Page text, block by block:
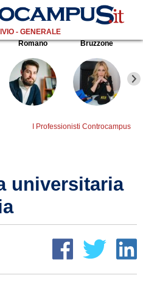
- GENERALE
Romano Bruzzone
I Professionisti Controcampus
universitaria